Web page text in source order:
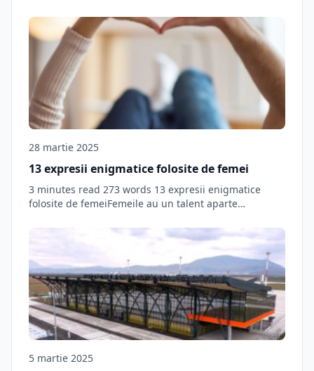
28 martie 2025
13 expresii enigmatice folosite de femei
3 minutes read 273 words 13 expresii enigmatice
folosite de femeiFemeile au un talent aparte…
5 martie 2025